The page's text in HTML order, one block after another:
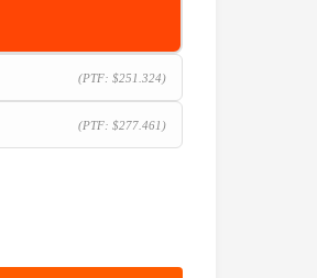
(PTF: $251.324)
(PTF: $277.461 )